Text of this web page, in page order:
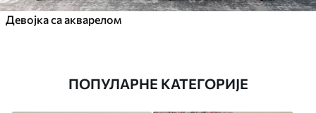
Девојка са акварелом
ПОПУЛАРНЕ КАТЕГОРИЈЕ